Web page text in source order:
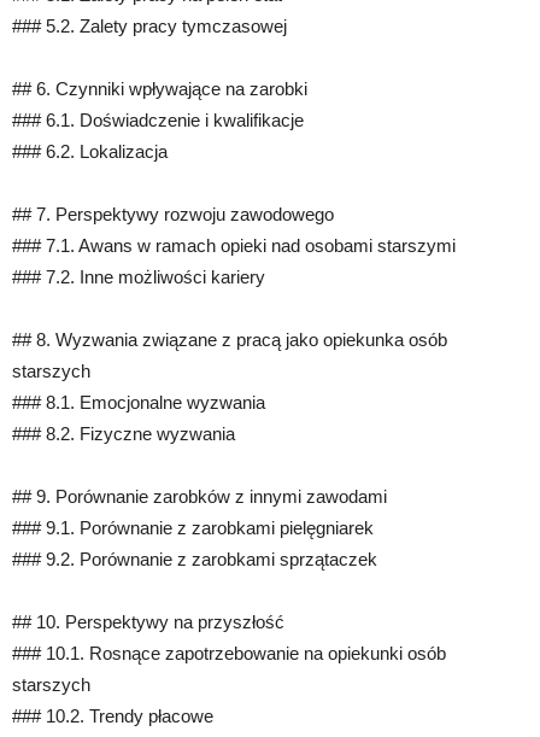
### 5.2. Zalety pracy tymczasowej
## 6. Czynniki wpływające na zarobki
### 6.1. Doświadczenie i kwalifikacje
### 6.2. Lokalizacja
## 7. Perspektywy rozwoju zawodowego
### 7.1. Awans w ramach opieki nad osobami starszymi
### 7.2. Inne możliwości kariery
## 8. Wyzwania związane z pracą jako opiekunka osób
starszych
### 8.1. Emocjonalne wyzwania
### 8.2. Fizyczne wyzwania
## 9. Porównanie zarobków z innymi zawodami
### 9.1. Porównanie z zarobkami pielęgniarek
### 9.2. Porównanie z zarobkami sprzątaczek
## 10. Perspektywy na przyszłość
### 10.1. Rosnące zapotrzebowanie na opiekunki osób
starszych
### 10.2. Trendy płacowe